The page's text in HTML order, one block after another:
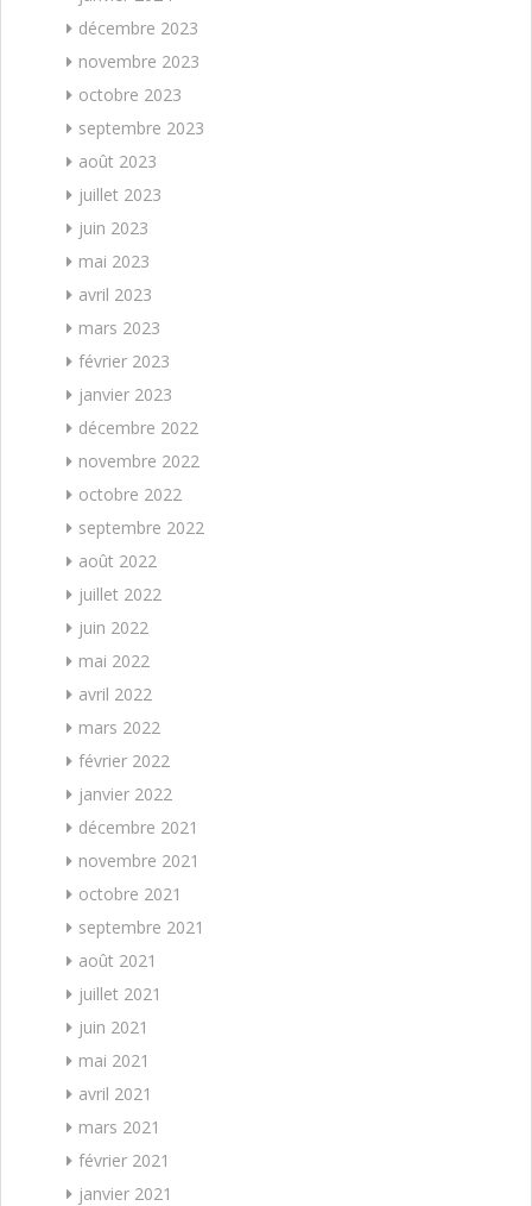
décembre 2023
novembre 2023
octobre 2023
septembre 2023
août 2023
juillet 2023
juin 2023
mai 2023
avril 2023
mars 2023
février 2023
janvier 2023
décembre 2022
novembre 2022
octobre 2022
septembre 2022
août 2022
juillet 2022
juin 2022
mai 2022
avril 2022
mars 2022
février 2022
janvier 2022
décembre 2021
novembre 2021
octobre 2021
septembre 2021
août 2021
juillet 2021
juin 2021
mai 2021
avril 2021
mars 2021
février 2021
janvier 2021